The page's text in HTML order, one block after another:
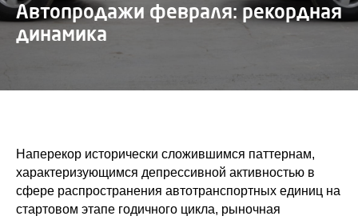
Автопродажи февраля: рекордная
динамика
Наперекор исторически сложившимся паттернам,
характеризующимся депрессивной активностью в
сфере распространения автотранспортных единиц на
стартовом этапе годичного цикла, рыночная